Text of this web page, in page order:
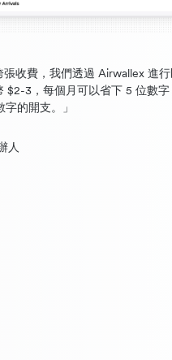
張收費，我們透過 Airwallex 進
$2-3，每個月可以省下 5 位數
的開支。」
人